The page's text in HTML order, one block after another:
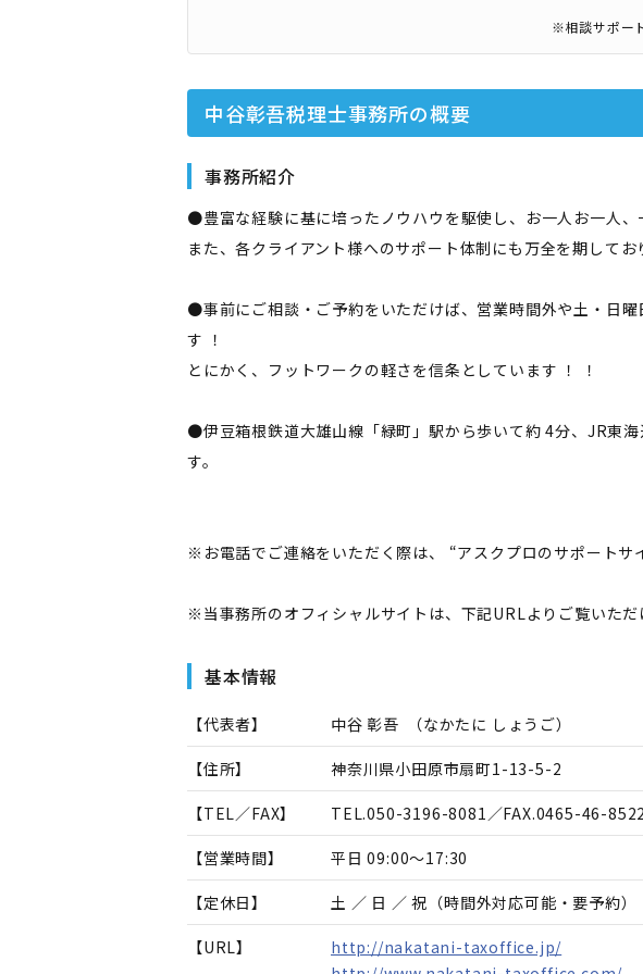
※相談サポー
中谷彰吾税理士事務所の概要
事務所紹介
●豊富な経験に基に培ったノウハウを駆使し、お一人お一人
また、各クライアント様へのサポート体制にも万全を期して
●事前にご相談・ご予約をいただけば、営業時間外や土・日
す ！
とにかく、フットワークの軽さを信条としています ！ ！
●伊豆箱根鉄道大雄山線「緑町」駅から歩いて約 4分、JR東
す。
※お電話でご連絡をいただく際は、 “アスクプロのサポートサ
※当事務所のオフィシャルサイトは、下記URLよりご覧いただ
基本情報
【代表者】 中谷 彰吾 （なかたに しょうご）
【住所】 神奈川県小田原市扇町1-13-5-2
【TEL／FAX】 TEL.050-3196-8081 ／FAX.0465-46-8522
【営業時間】 平日 09:00～17:30
【定休日】 土 ／ 日 ／ 祝（時間外対応可能・要予約）
【URL】
http://nakatani-taxoffice.jp/